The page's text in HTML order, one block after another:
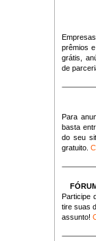
prêmios
grátis,
de
Para
basta
do seu
gratuito.
Participe
tire suas
assunto!